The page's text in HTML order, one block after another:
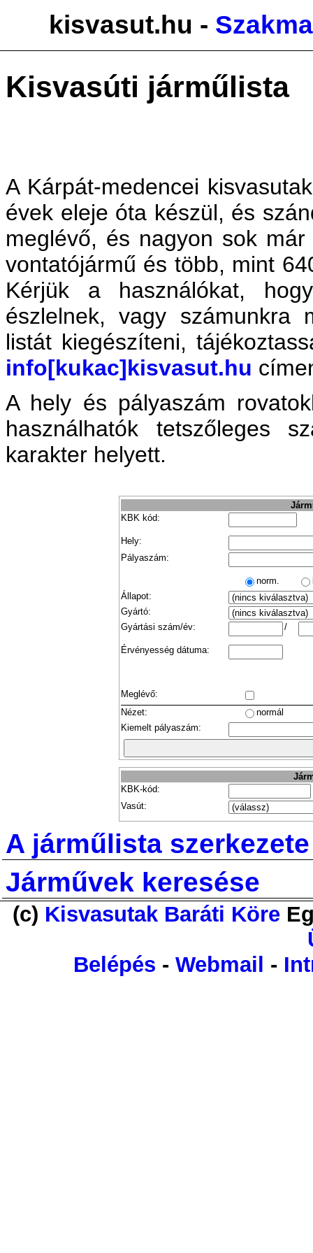
kisvasut.hu -
Kisvasúti járműlista
A Kárpát-medencei
évek eleje óta készül, és
meglévő, és nagyon sok
vontatójármű és több, mint
Kérjük a használókat,
észlelnek, vagy számunkra
listát kiegészíteni,
info[kukac]kisvasut.hu
A hely és pályaszám
használhatók tetszőleges
karakter helyett.
KBK kód:
Hely:
Pályaszám:
norm.
Állapot:
Gyártó:
Gyártási szám/év:
/
Érvényesség dátuma:
Meglévő:
Nézet:
normál
Kiemelt pályaszám:
KBK-kód:
Vasút:
A járműlista szerkezete
Járművek keresése
(c) Kisvasutak Baráti Köre
Belépés - Webmail -